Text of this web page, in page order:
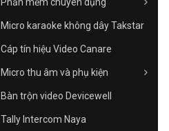
Micro karaoke không dây Takstar
Cáp tín hiệu Video Canare
Micro thu âm và phụ kiện
Bàn trộn video Devicewell
Tally Intercom Naya